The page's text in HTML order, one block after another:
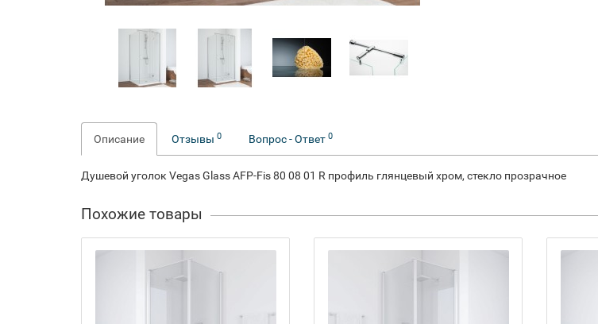
Описание Отзывы 0 Вопрос - Ответ 0
Душевой уголок Vegas Glass AFP-Fis 80 08 01 R профиль глянцевый хром, стекло прозрачное
Похожие товары